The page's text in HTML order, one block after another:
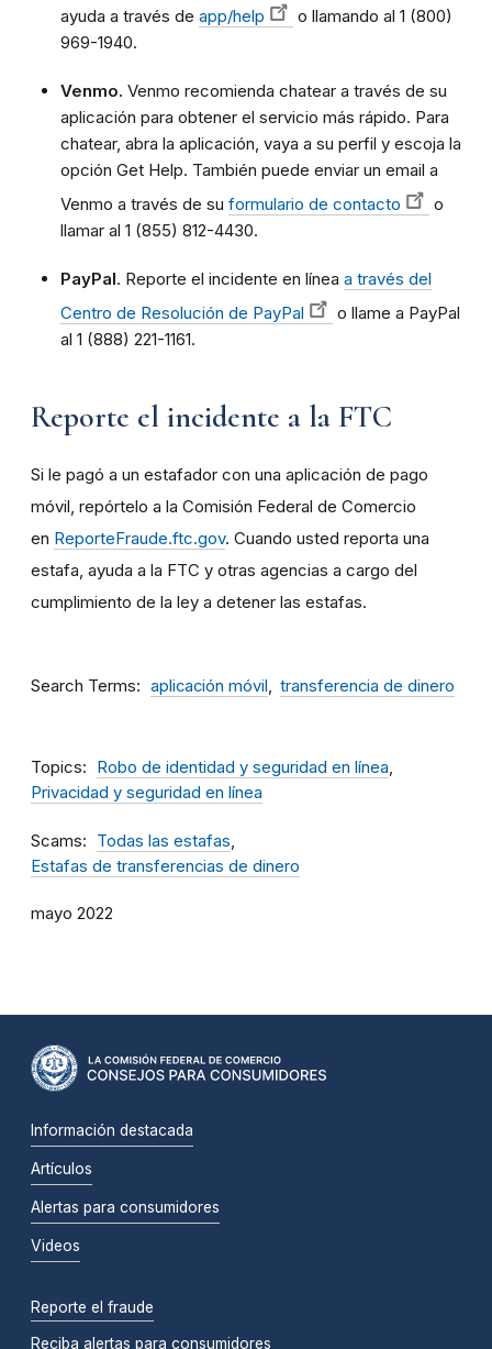
ayuda a través de app/help
o llamando al 1 (800)
969-1940.
Venmo. Venmo recomienda chatear a través de su
aplicación para obtener el servicio más rápido. Para
chatear, abra la aplicación, vaya a su perfil y escoja la
opción Get Help. También puede enviar un email a
Venmo a través de su formulario de contacto
o
llamar al 1 (855) 812-4430.
PayPal. Reporte el incidente en línea a través del
Centro de Resolución de PayPal
o llame a PayPal
al 1 (888) 221-1161.
Reporte el incidente a la FTC
Si le pagó a un estafador con una aplicación de pago
móvil, repórtelo a la Comisión Federal de Comercio
en ReporteFraude.ftc.gov. Cuando usted reporta una
estafa, ayuda a la FTC y otras agencias a cargo del
cumplimiento de la ley a detener las estafas.
Search Terms aplicación móvil transferencia de dinero
Topics
Robo de identidad y seguridad en línea
Privacidad y seguridad en línea
Scams
Todas las estafas
Estafas de transferencias de dinero
mayo 2022
Información destacada
Artículos
Alertas para consumidores
Videos
Reporte el fraude
Reciba alertas para consumidores